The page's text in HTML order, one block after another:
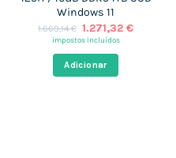
Windows 11
1.669,14€ O
preço
era:
1.669,14 €.
1.271,32€O
impostos incluídos
Adicionar